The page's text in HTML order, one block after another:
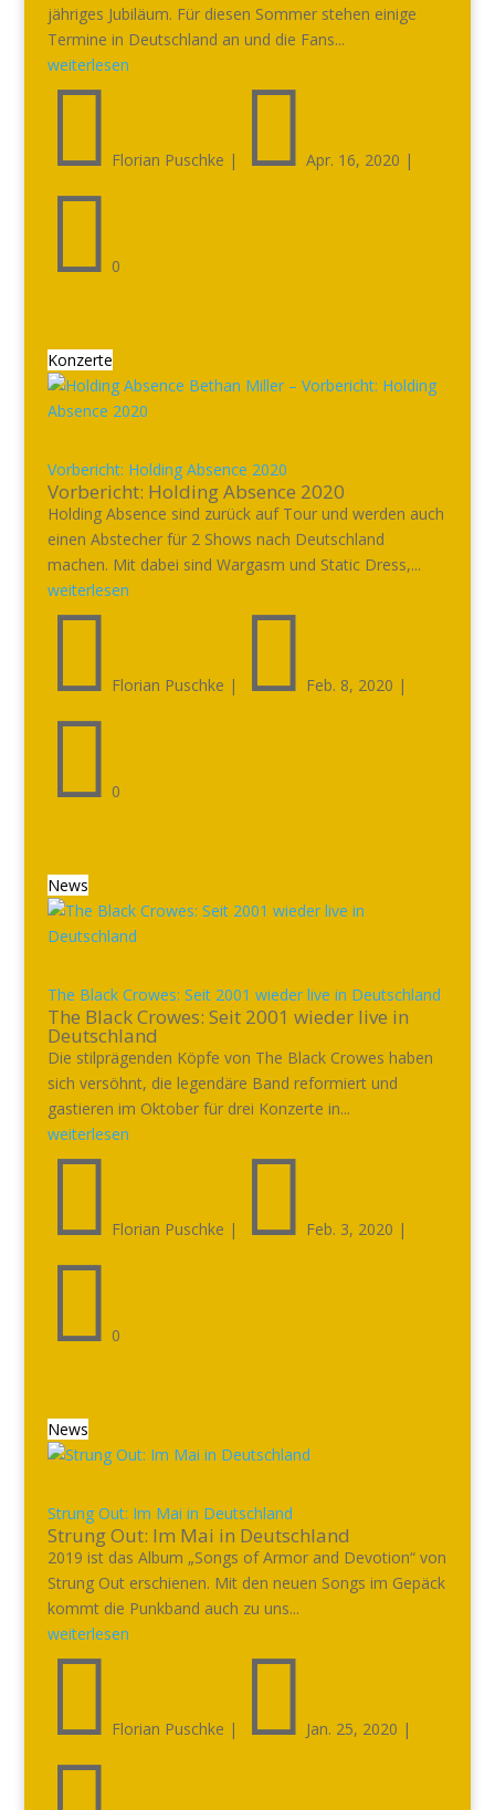
jähriges Jubiläum. Für diesen Sommer stehen einige
Termine in Deutschland an und die Fans...
weiterlesen
 Florian Puschke |  Apr. 16, 2020 |
 0
Konzerte
Vorbericht: Holding Absence 2020
Vorbericht: Holding Absence 2020
Holding Absence sind zurück auf Tour und werden auch
einen Abstecher für 2 Shows nach Deutschland
machen. Mit dabei sind Wargasm und Static Dress,...
weiterlesen
 Florian Puschke |  Feb. 8, 2020 |
 0
News
The Black Crowes: Seit 2001 wieder live in Deutschland
The Black Crowes: Seit 2001 wieder live in
Deutschland
Die stilprägenden Köpfe von The Black Crowes haben
sich versöhnt, die legendäre Band reformiert und
gastieren im Oktober für drei Konzerte in...
weiterlesen
 Florian Puschke |  Feb. 3, 2020 |
 0
News
Strung Out: Im Mai in Deutschland
Strung Out: Im Mai in Deutschland
2019 ist das Album „Songs of Armor and Devotion“ von
Strung Out erschienen. Mit den neuen Songs im Gepäck
kommt die Punkband auch zu uns...
weiterlesen
 Florian Puschke |  Jan. 25, 2020 |